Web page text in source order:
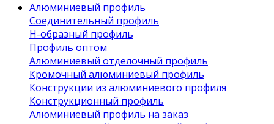
Алюминиевый профиль
Соединительный профиль
Н-образный профиль
Профиль оптом
Алюминиевый отделочный профиль
Кромочный алюминиевый профиль
Конструкции из алюминиевого профиля
Конструкционный профиль
Алюминиевый профиль на заказ